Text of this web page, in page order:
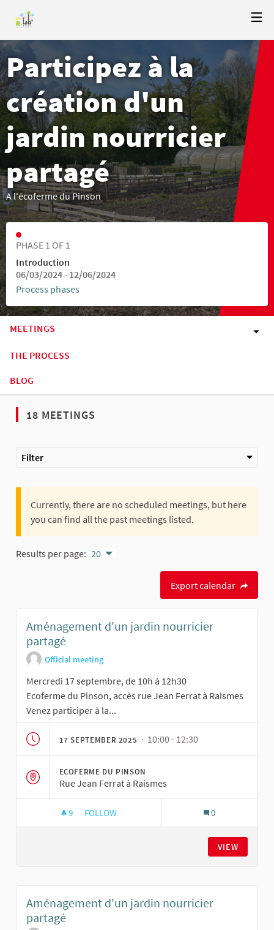
Participez à la
création d'un
jardin nourricier
partagé
A l'écoferme du Pinson
PHASE 1 OF 1
Introduction
06/03/2024 - 12/06/2024
Process phases
MEETINGS
THE PROCESS
BLOG
18 MEETINGS
Filter
Currently, there are no scheduled meetings, but here
you can find all the past meetings listed.
Results per page: 20
Export calendar
Aménagement d'un jardin nourricier
partagé
Official meeting
Mercredi 17 septembre, de 10h à 12h30
Ecoferme du Pinson, accès rue Jean Ferrat à Raismes
Venez participer à la...
17 SEPTEMBER 2025 · 10:00 - 12:30
ECOFERME DU PINSON
Rue Jean Ferrat à Raismes
9 9 FOLLOWERS
FOLLOW 0
VIEW
Aménagement d'un jardin nourricier
partagé